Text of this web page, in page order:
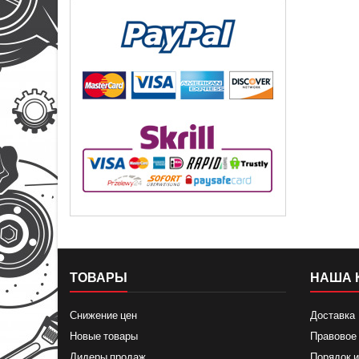
ТОВАРЫ
Снижение цен
Новые товары
НАША
Доставка